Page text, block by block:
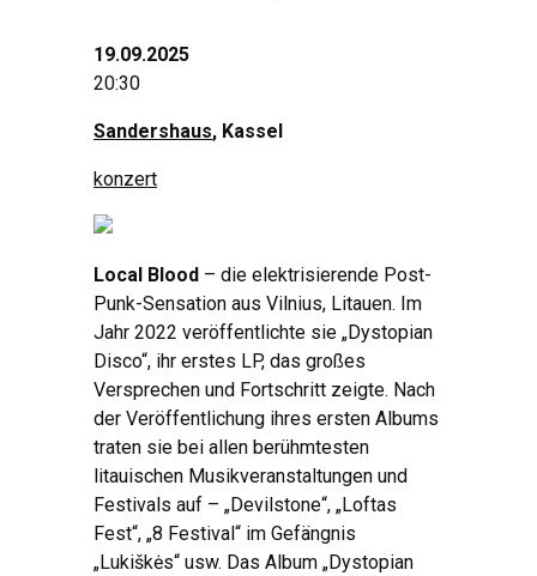
19.09.2025
20:30
Sandershaus, Kassel
konzert
Local Blood – die elektrisierende Post-
Punk-Sensation aus Vilnius, Litauen. Im
Jahr 2022 veröffentlichte sie „Dystopian
Disco“, ihr erstes LP, das großes
Versprechen und Fortschritt zeigte. Nach
der Veröffentlichung ihres ersten Albums
traten sie bei allen berühmtesten
litauischen Musikveranstaltungen und
Festivals auf – „Devilstone“, „Loftas
Fest“, „8 Festival“ im Gefängnis
„Lukiškės“ usw. Das Album „Dystopian